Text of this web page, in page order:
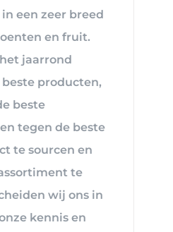
een zeer breed
en fruit.
jaarrond
producten,
beste
tegen de beste
te sourcen en
te
wij ons in
kennis en